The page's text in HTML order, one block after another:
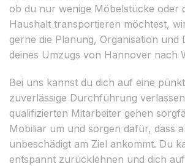
ob du nur wenige Möbelstücke oder
Haushalt transportieren möchtest,
gerne die Planung, Organisation
deines Umzugs von Hannover nach
Bei uns kannst du dich auf eine
zuverlässige Durchführung
qualifizierten Mitarbeiter gehen
Mobiliar um und sorgen dafür, dass
unbeschädigt am Ziel ankommt. Du
entspannt zurücklehnen und dich